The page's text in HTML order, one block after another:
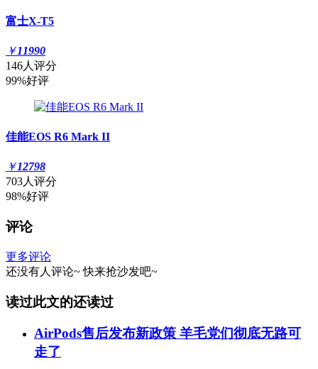
富士X-T5
￥11990
146人评分
99%好评
佳能EOS R6 Mark II
￥12798
703人评分
98%好评
评论
更多评论
还没有人评论~ 快来抢沙发吧~
读过此文的还读过
AirPods售后发布新政策 羊毛党们彻底无路可
走了